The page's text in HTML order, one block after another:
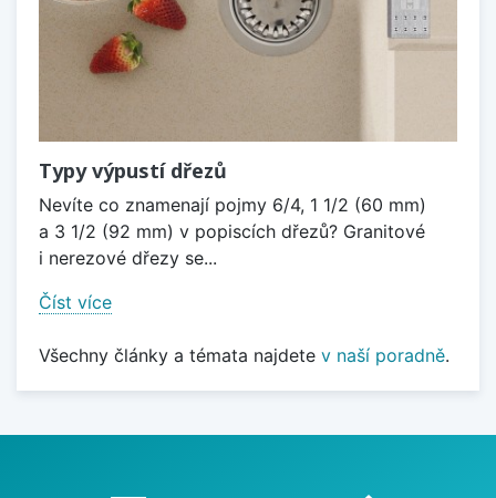
Typy výpustí dřezů
Nevíte co znamenají pojmy 6/4, 1 1/2 (60 mm)
a 3 1/2 (92 mm) v popiscích dřezů? Granitové
i nerezové dřezy se...
Číst více
Všechny články a témata najdete v naší poradně.